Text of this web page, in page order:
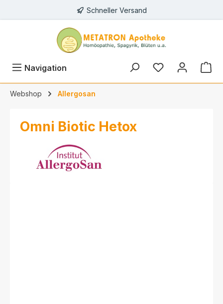
Schneller Versand
Navigation
Webshop Allergosan
Omni Biotic Hetox